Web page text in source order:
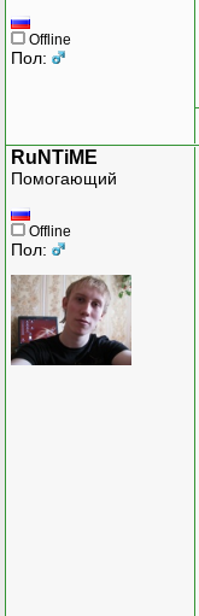
Offline
Пол:
RuNTiME
Помогающий
Offline
Пол: